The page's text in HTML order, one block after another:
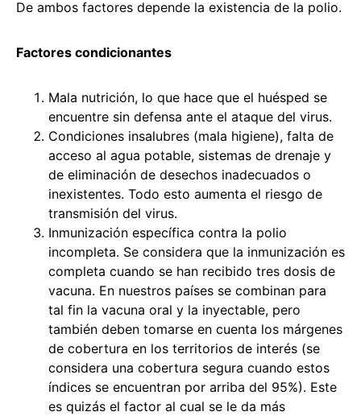
De ambos factores depende la existencia de la polio.
Factores condicionantes
Mala nutrición, lo que hace que el huésped se
encuentre sin defensa ante el ataque del virus.
Condiciones insalubres (mala higiene), falta de
acceso al agua potable, sistemas de drenaje y
de eliminación de desechos inadecuados o
inexistentes. Todo esto aumenta el riesgo de
transmisión del virus.
Inmunización específica contra la polio
incompleta. Se considera que la inmunización es
completa cuando se han recibido tres dosis de
vacuna. En nuestros países se combinan para
tal fin la vacuna oral y la inyectable, pero
también deben tomarse en cuenta los márgenes
de cobertura en los territorios de interés (se
considera una cobertura segura cuando estos
índices se encuentran por arriba del 95%). Este
es quizás el factor al cual se le da más